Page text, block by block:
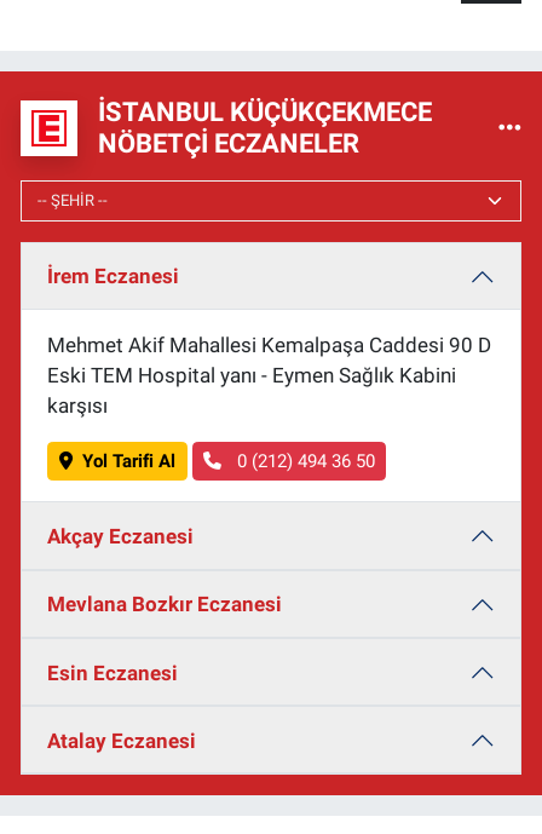
İSTANBUL KÜÇÜKÇEKMECE
NÖBETÇI ECZANELER
İrem Eczanesi
Mehmet Akif Mahallesi Kemalpaşa Caddesi 90 D
Eski TEM Hospital yanı - Eymen Sağlık Kabini
karşısı
Yol Tarifi Al 0 (212) 494 36 50
Akçay Eczanesi
Mevlana Bozkır Eczanesi
Esin Eczanesi
Atalay Eczanesi